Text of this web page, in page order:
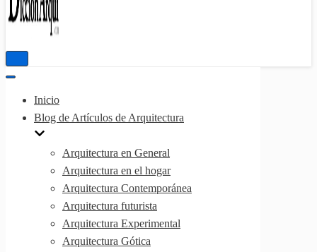
Menú
Menú
navegación
Inicio
Blog de Artículos de Arquitectura
Arquitectura en General
Arquitectura en el hogar
Arquitectura Contemporánea
Arquitectura futurista
Arquitectura Experimental
Arquitectura Gótica